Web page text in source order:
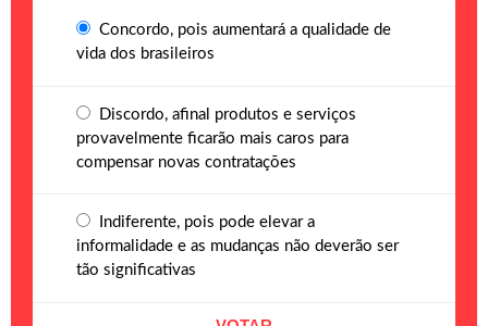
Concordo, pois aumentará a qualidade de
vida dos brasileiros
Discordo, afinal produtos e serviços
provavelmente ficarão mais caros para
compensar novas contratações
Indiferente, pois pode elevar a
informalidade e as mudanças não deverão ser
tão significativas